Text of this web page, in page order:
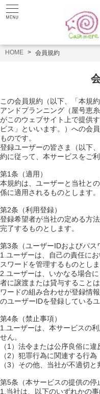
HOME 会員規約
この会員規約（以下、「本規
アンドプランニング（屋号恵
がこのウェブサイト上で提供
ビス」といいます。）への会
ものです。
登録ユーザーの皆さま（以下
約に従って、本サービスをご利
第1条（適用）
本規約は、ユーザーと当社と
係に適用されるものとします。
第2条（利用登録）
登録希望者が当社の定める方
完了するものとします。
第3条（ユーザーIDおよびパス
1.ユーザーは、自己の責任に
スワードを管理するものとしま
2.ユーザーは、いかなる場合
者に譲渡または貸与すること
ワードの組み合わせが登録情
のユーザーIDを登録している
第4条（禁止事項）
1.ユーザーは、本サービスの
せん。
（1）法令または公序良俗に違
（2）犯罪行為に関連する行為
（3）その他、当社が不適切と
第5条（本サービスの提供の停
1.当社は、以下のいずれかの